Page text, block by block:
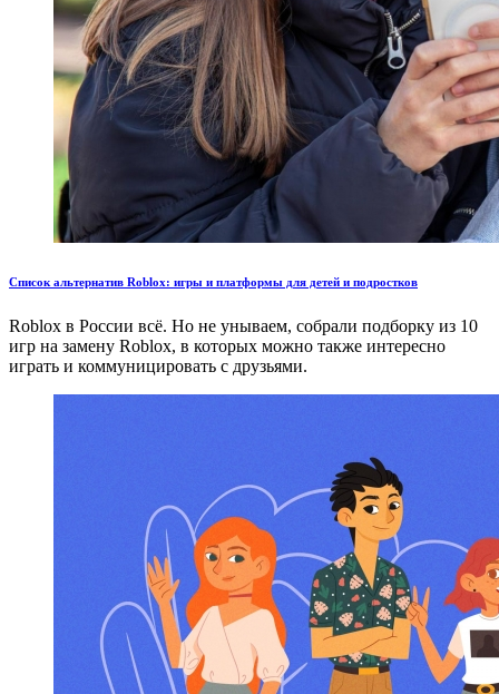
Список альтернатив Roblox: игры и платформы для детей и подростков
Roblox в России всё. Но не унываем, собрали подборку из 10
игр на замену Roblox, в которых можно также интересно
играть и коммуницировать с друзьями.